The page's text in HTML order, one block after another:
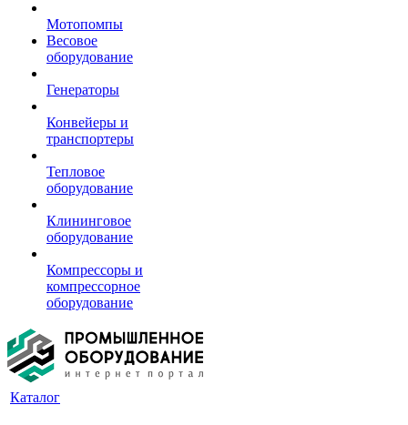
Мотопомпы
Весовое
оборудование
Генераторы
Конвейеры и
транспортеры
Тепловое
оборудование
Клининговое
оборудование
Компрессоры и
компрессорное
оборудование
Каталог